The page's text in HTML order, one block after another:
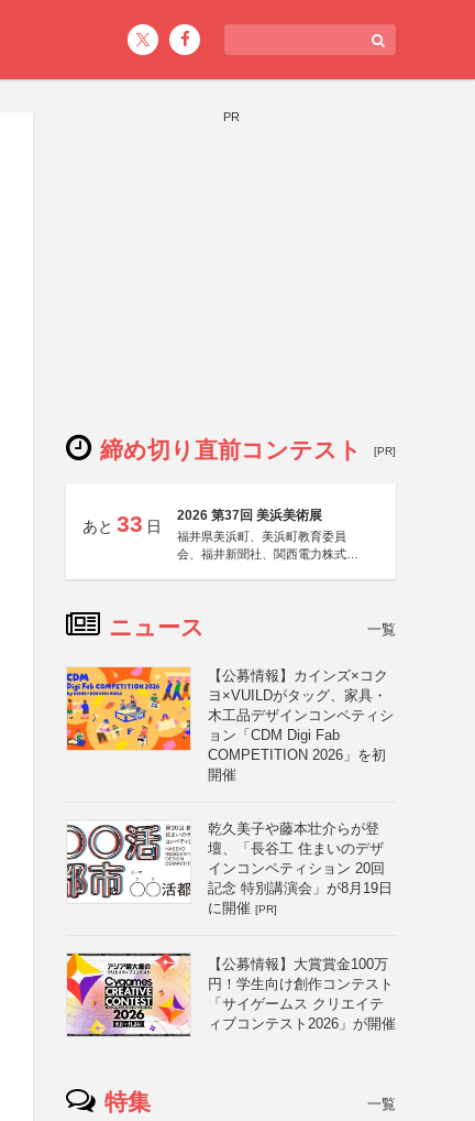
PR
締め切り直前コンテスト [PR]
あと 33 日
2026 第37回 美浜美術展
福井県美浜町、美浜町教育委員
会、福井新聞社、関西電力株式会
ニュース 一覧
【公募情報】カインズ×コク
ヨ×VUILDがタッグ、家具・
木工品デザインコンペティシ
ョン「CDM Digi Fab
COMPETITION 2026」を初
開催
乾久美子や藤本壮介らが登
壇、「長谷工 住まいのデザ
インコンペティション 20回
記念 特別講演会」が8月19日
に開催 [PR]
【公募情報】大賞賞金100万
円！学生向け創作コンテスト
「サイゲームス クリエイテ
ィブコンテスト2026」が開催
特集 一覧